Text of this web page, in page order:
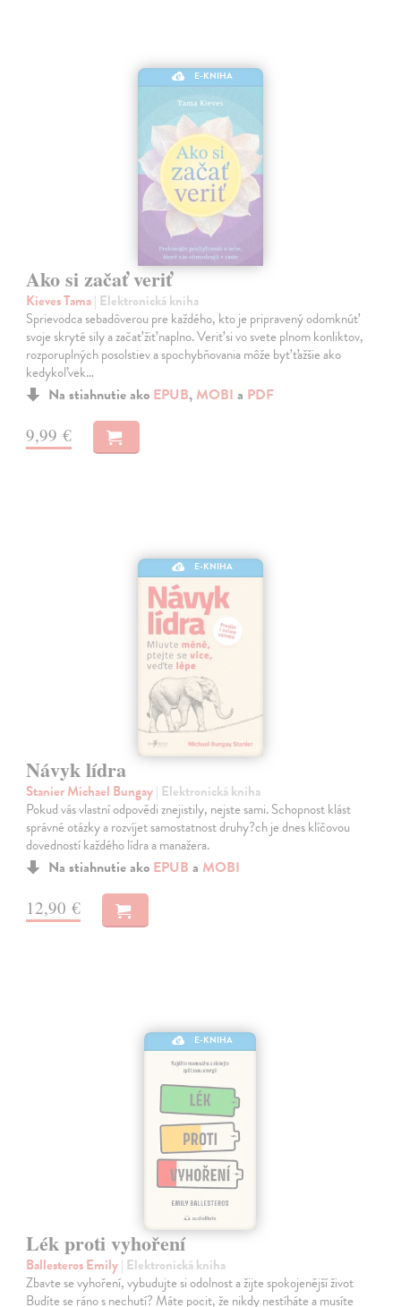
E-KNIHA
Ako si začať veriť
Kieves Tama| Elektronická kniha
Sprievodca sebadôverou pre každého, kto je pripravený odomknúť
svoje skryté sily a začať žiť naplno. Veriť si vo svete plnom konliktov,
rozporuplných posolstiev a spochybňovania môže byť ťažšie ako
kedykoľvek…
Na stiahnutie ako EPUB, MOBI a PDF
9,99 €
E-KNIHA
Návyk lídra
Stanier Michael Bungay| Elektronická kniha
Pokud vás vlastní odpovědi znejistily, nejste sami. Schopnost klást
správné otázky a rozvíjet samostatnost druhy?ch je dnes klíčovou
dovedností každého lídra a manažera.
Na stiahnutie ako EPUB a MOBI
12,90 €
E-KNIHA
Lék proti vyhoření
Ballesteros Emily| Elektronická kniha
Zbavte se vyhoření, vybudujte si odolnost a žijte spokojenější život
Budíte se ráno s nechutí? Máte pocit, že nikdy nestíháte a musíte